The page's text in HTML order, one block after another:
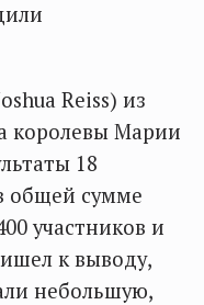
Reiss) из
королевы Марии
18
общей сумме
участников и
к выводу,
небольшую,